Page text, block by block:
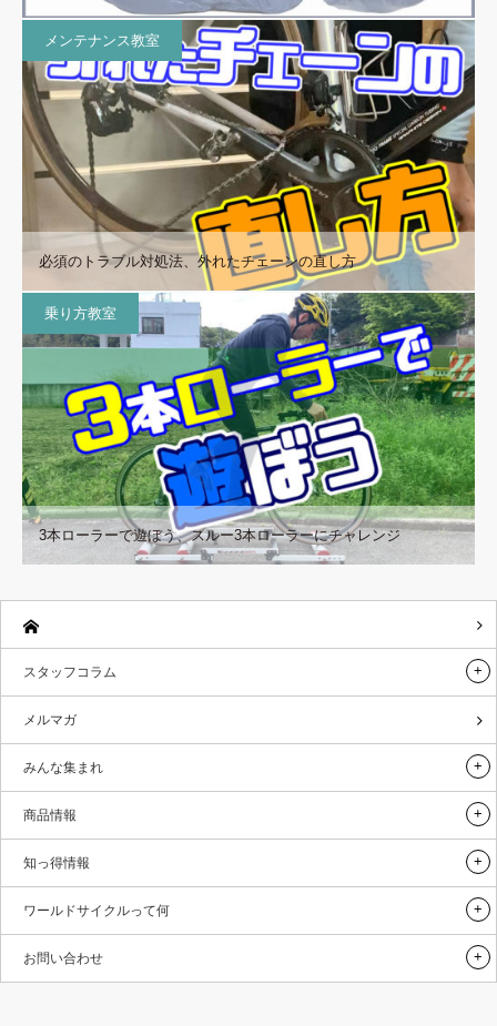
メンテナンス教室
必須のトラブル対処法、外れたチェーンの直し方
乗り方教室
3本ローラーで遊ぼう、スルー3本ローラーにチャレンジ
スタッフコラム
メルマガ
みんな集まれ
商品情報
知っ得情報
ワールドサイクルって何
お問い合わせ